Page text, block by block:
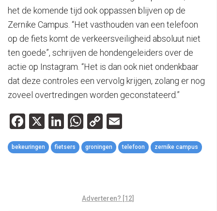
het de komende tijd ook oppassen blijven op de
Zernike Campus. “Het vasthouden van een telefoon
op de fiets komt de verkeersveiligheid absoluut niet
ten goede”, schrijven de hondengeleiders over de
actie op Instagram. “Het is dan ook niet ondenkbaar
dat deze controles een vervolg krijgen, zolang er nog
zoveel overtredingen worden geconstateerd.”
Facebook
X LinkedIn
WhatsApp
Copy
Link
bekeuringen fietsers groningen telefoon zernike campus
Adverteren? [12]